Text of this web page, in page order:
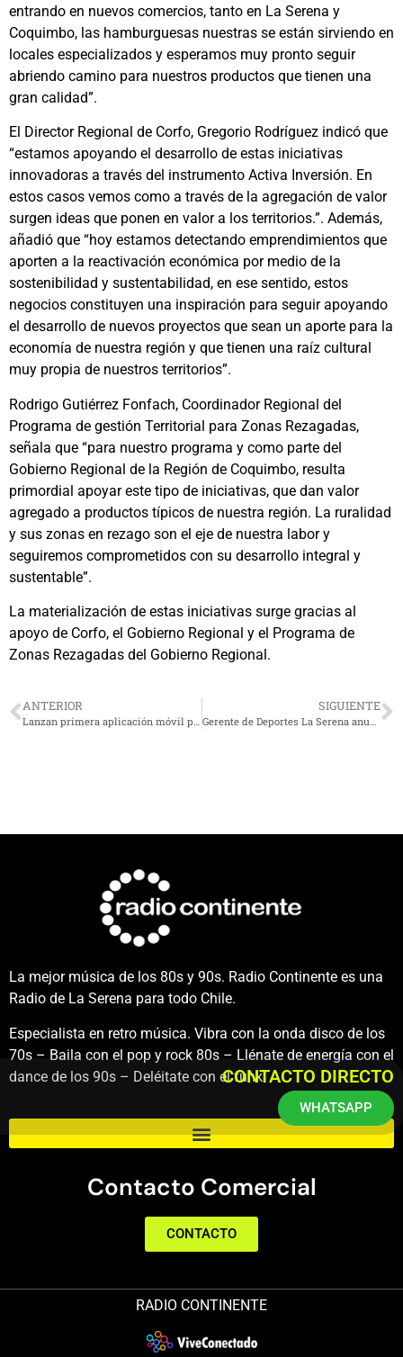
entrando en nuevos comercios, tanto en La Serena y
Coquimbo, las hamburguesas nuestras se están sirviendo en
locales especializados y esperamos muy pronto seguir
abriendo camino para nuestros productos que tienen una
gran calidad”.
El Director Regional de Corfo, Gregorio Rodríguez indicó que
“estamos apoyando el desarrollo de estas iniciativas
innovadoras a través del instrumento Activa Inversión. En
estos casos vemos como a través de la agregación de valor
surgen ideas que ponen en valor a los territorios.”. Además,
añadió que “hoy estamos detectando emprendimientos que
aporten a la reactivación económica por medio de la
sostenibilidad y sustentabilidad, en ese sentido, estos
negocios constituyen una inspiración para seguir apoyando
el desarrollo de nuevos proyectos que sean un aporte para la
economía de nuestra región y que tienen una raíz cultural
muy propia de nuestros territorios”.
Rodrigo Gutiérrez Fonfach, Coordinador Regional del
Programa de gestión Territorial para Zonas Rezagadas,
señala que “para nuestro programa y como parte del
Gobierno Regional de la Región de Coquimbo, resulta
primordial apoyar este tipo de iniciativas, que dan valor
agregado a productos típicos de nuestra región. La ruralidad
y sus zonas en rezago son el eje de nuestra labor y
seguiremos comprometidos con su desarrollo integral y
sustentable”.
La materialización de estas iniciativas surge gracias al
apoyo de Corfo, el Gobierno Regional y el Programa de
Zonas Rezagadas del Gobierno Regional.
ANTERIOR SIGUIENTE
La mejor música de los 80s y 90s. Radio Continente es una
Radio de La Serena para todo Chile.
Especialista en retro música. Vibra con la onda disco de los
70s – Baila con el pop y rock 80s – Llénate de energía con el
dance de los 90s – Deléitate con el funk.
Contacto Comercial
CONTACTO
RADIO CONTINENTE
CONTACTO DIRECTO
WHATSAPP